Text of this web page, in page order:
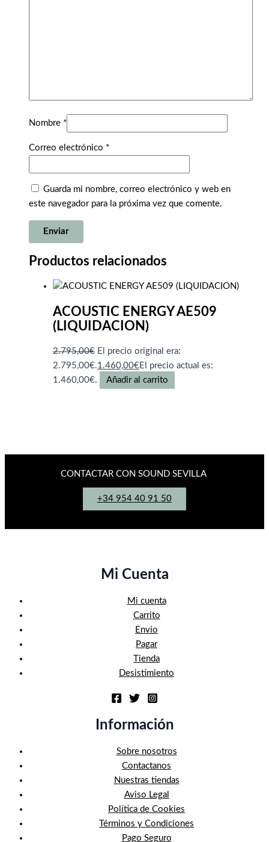
Nombre *
Correo electrónico *
Guarda mi nombre, correo electrónico y web en
este navegador para la próxima vez que comente.
Productos relacionados
ACOUSTIC ENERGY AE509
(LIQUIDACION)
2.795,00€ El precio original era:
2.795,00€.1.460,00€El precio actual es:
1.460,00€.
Añadir al carrito
CONTACTAR CON SOUND SEVILLA
+34 954 40 91 50
Mi Cuenta
Mi cuenta
Carrito
Envío
Pagar
Tienda
Desistimiento
Información
Sobre nosotros
Contactanos
Nuestras tiendas
Aviso Legal
Política de Cookies
Términos y Condiciones
Pago Seguro